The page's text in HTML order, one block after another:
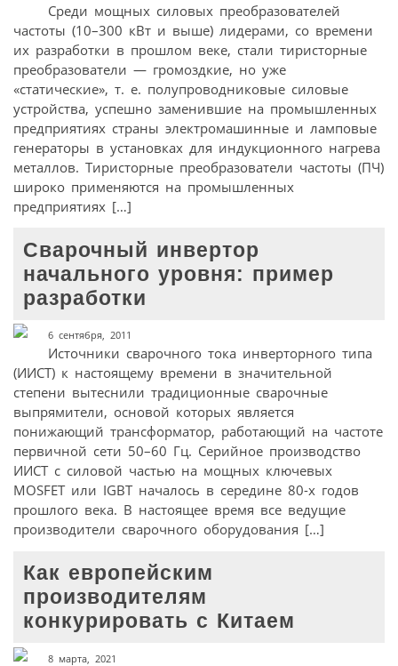
Среди мощных силовых преобразователей
частоты (10–300 кВт и выше) лидерами, со времени
их разработки в прошлом веке, стали тиристорные
преобразователи — громоздкие, но уже
«статические», т. е. полупроводниковые силовые
устройства, успешно заменившие на промышленных
предприятиях страны электромашинные и ламповые
генераторы в установках для индукционного нагрева
металлов. Тиристорные преобразователи частоты (ПЧ)
широко применяются на промышленных
предприятиях […]
Сварочный инвертор
начального уровня: пример
разработки
6 сентября, 2011
Источники сварочного тока инверторного типа
(ИИСТ) к настоящему времени в значительной
степени вытеснили традиционные сварочные
выпрямители, основой которых является
понижающий трансформатор, работающий на частоте
первичной сети 50–60 Гц. Серийное производство
ИИСТ с силовой частью на мощных ключевых
MOSFET или IGBT началось в середине 80-х годов
прошлого века. В настоящее время все ведущие
производители сварочного оборудования […]
Как европейским
производителям
конкурировать с Китаем
8 марта, 2021